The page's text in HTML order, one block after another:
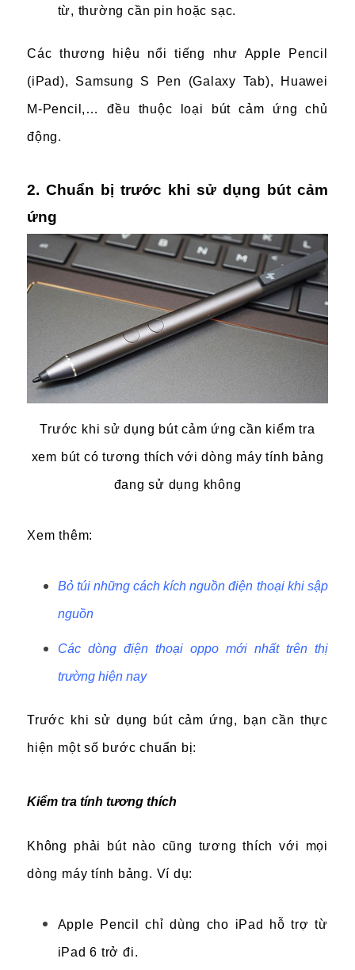
từ, thường cần pin hoặc sạc.
Các thương hiệu nổi tiếng như Apple Pencil
(iPad), Samsung S Pen (Galaxy Tab), Huawei
M-Pencil,… đều thuộc loại bút cảm ứng chủ
động.
2. Chuẩn bị trước khi sử dụng bút cảm
ứng
Trước khi sử dụng bút cảm ứng cần kiểm tra
xem bút có tương thích với dòng máy tính bảng
đang sử dụng không
Xem thêm:
Bỏ túi những cách kích nguồn điện thoại khi sập
nguồn
Các dòng điện thoại oppo mới nhất trên thị
trường hiện nay
Trước khi sử dụng bút cảm ứng, bạn cần thực
hiện một số bước chuẩn bị:
Kiểm tra tính tương thích
Không phải bút nào cũng tương thích với mọi
dòng máy tính bảng. Ví dụ:
Apple Pencil chỉ dùng cho iPad hỗ trợ từ
iPad 6 trở đi.